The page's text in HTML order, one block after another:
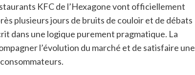
KFC de l’Hexagone vont officiellement
plusieurs jours de bruits de couloir et de débats
dans une logique purement pragmatique. La
l’évolution du marché et de satisfaire une